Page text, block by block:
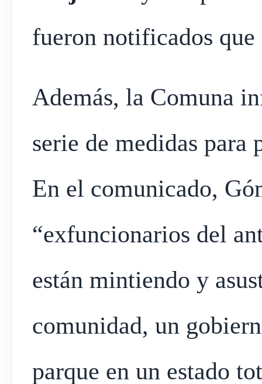
fueron notificados
Además, la Comuna
serie de medidas para
En el comunicado,
“exfuncionarios del
están mintiendo y
comunidad, un
parque en un estado